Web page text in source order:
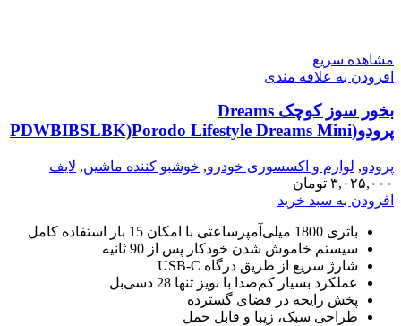
مشاهده سریع
افزودن به علاقه مندی
بخور سوز کوچک Dreams
پرودو(PDWBIBSLBK)Porodo Lifestyle Dreams Mini
پرودو, لوازم و اکسسوری خودرو, خوشبو کننده ماشین, لایف
استایل,دستگاه بخور و خوشبوکننده۳,۰۲۵,۰۰۰ تومان
افزودن به سبد خرید
باتری 1800 میلی‌آمپرساعتی با امکان 15 بار استفاده کامل
سیستم خاموش شدن خودکار پس از 90 ثانیه
شارژ سریع از طریق درگاه USB-C
عملکرد بسیار کم‌صدا با نویز تنها 28 دسی‌بل
پخش رایحه در فضای گسترده
طراحی سبک، زیبا و قابل حمل